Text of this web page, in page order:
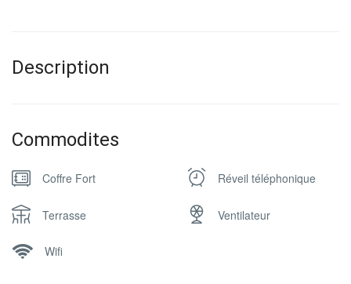
Description
Commodites
Coffre Fort Réveil téléphonique
Terrasse Ventilateur
Wifi